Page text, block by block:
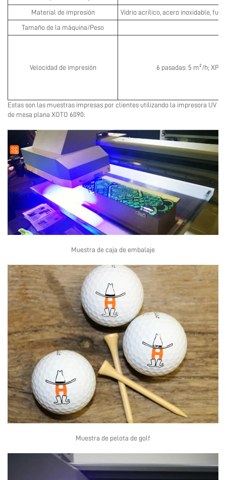
Material de impresión Vidrio acrílico, acero inoxidable,
Tamaño de la máquina/Peso
Velocidad de impresión 6 pasadas: 5 m²/h;
Estas son las muestras impresas por clientes utilizando la impresora UV
de mesa plana XOTO 6090:
Muestra de caja de embalaje
Muestra de pelota de golf